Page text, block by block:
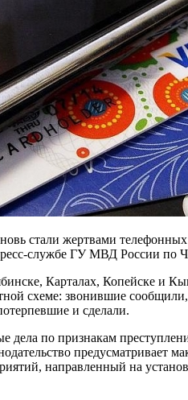
стали жертвами
службе ГУ МВД России по
Карталах, Копейске и
схеме: звонившие
и сделали.
по признакам
предусматривает
направленный на